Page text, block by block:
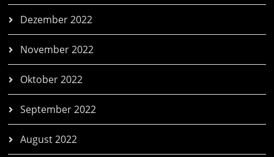
Dezember 2022
November 2022
Oktober 2022
September 2022
August 2022